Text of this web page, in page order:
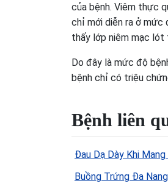
của bệnh. Viêm thực
chỉ mới diễn ra ở mức
thấy lớp niêm mạc lót
Do đây là mức độ
bệnh chỉ có triệu
Bệnh liên
Đau Dạ Dày Khi Mang
Buồng Trứng Đa